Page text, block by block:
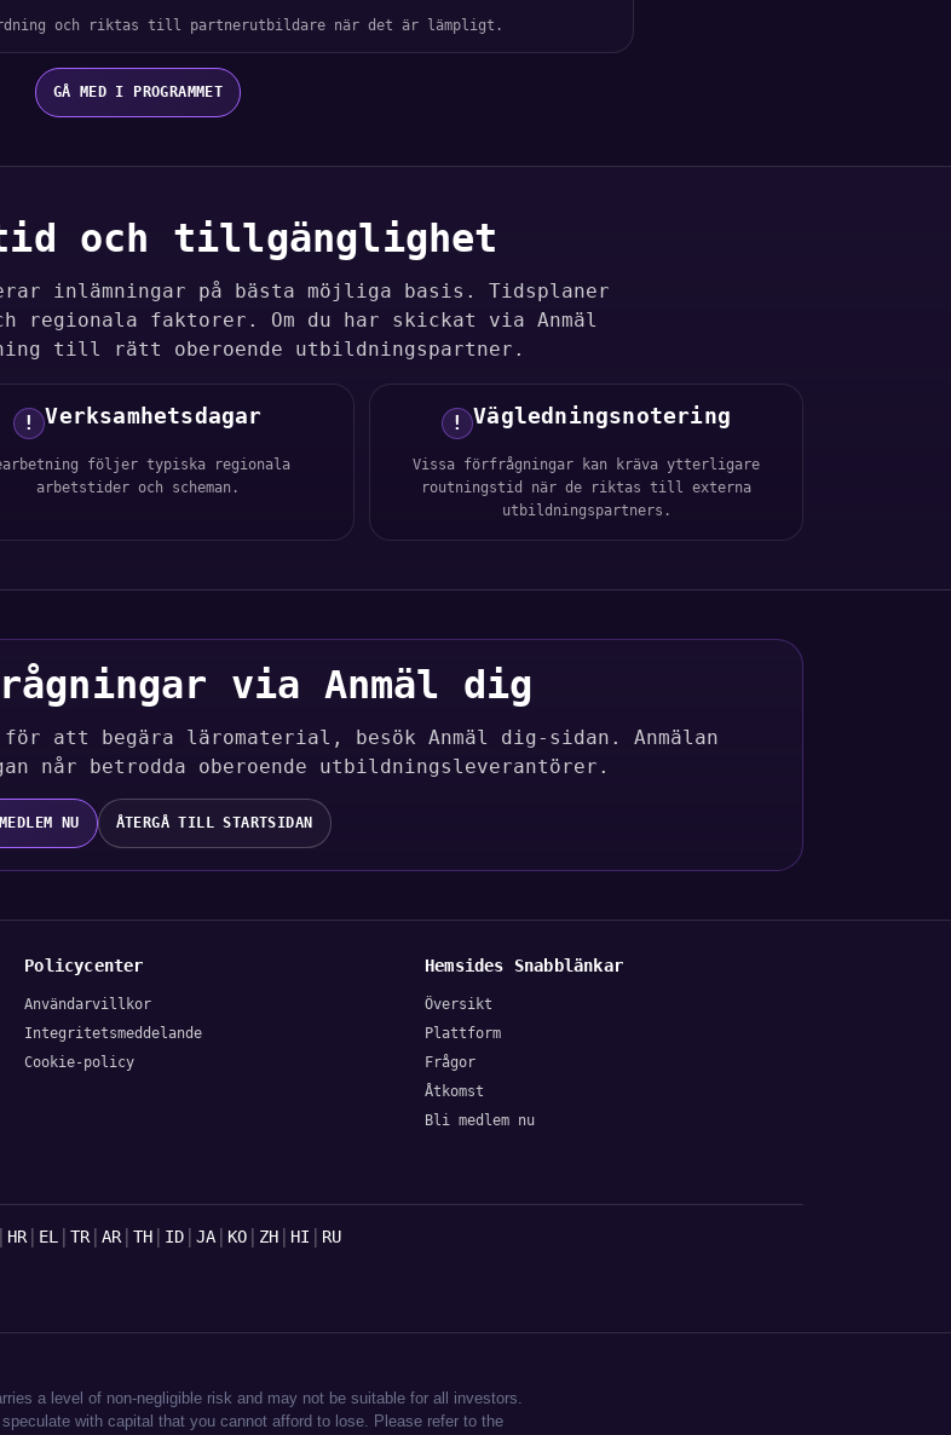
och riktas till partnerutbildare när det är lämpligt.
GÅ MED I PROGRAMMET
och tillgänglighet
inlämningar på bästa möjliga basis. Tidsplaner
regionala faktorer. Om du har skickat via Anmäl
till rätt oberoende utbildningspartner.
! Verksamhetsdagar
följer typiska regionala
arbetstider och scheman.
! Vägledningsnotering
Vissa förfrågningar kan kräva ytterligare
routningstid när de riktas till externa
utbildningspartners.
via Anmäl dig
att begära läromaterial, besök Anmäl dig-sidan. Anmälan
når betrodda oberoende utbildningsleverantörer.
NU ÅTERGÅ TILL STARTSIDAN
Policycenter
Användarvillkor
Integritetsmeddelande
Cookie-policy
Hemsides Snabblänkar
Översikt
Plattform
Frågor
Åtkomst
Bli medlem nu
HR| EL TR| AR| TH ID JA KO ZH HI RU